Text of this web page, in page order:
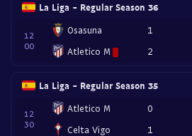
La Liga - Regular Season 36
12
00
Osasuna
Atletico M
1
2
La Liga - Regular Season 35
12
30
Atletico M
Celta Vigo
0
1